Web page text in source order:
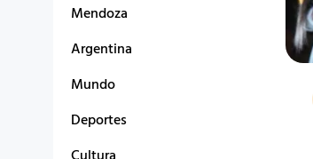
Mendoza
Argentina
Mundo
Deportes